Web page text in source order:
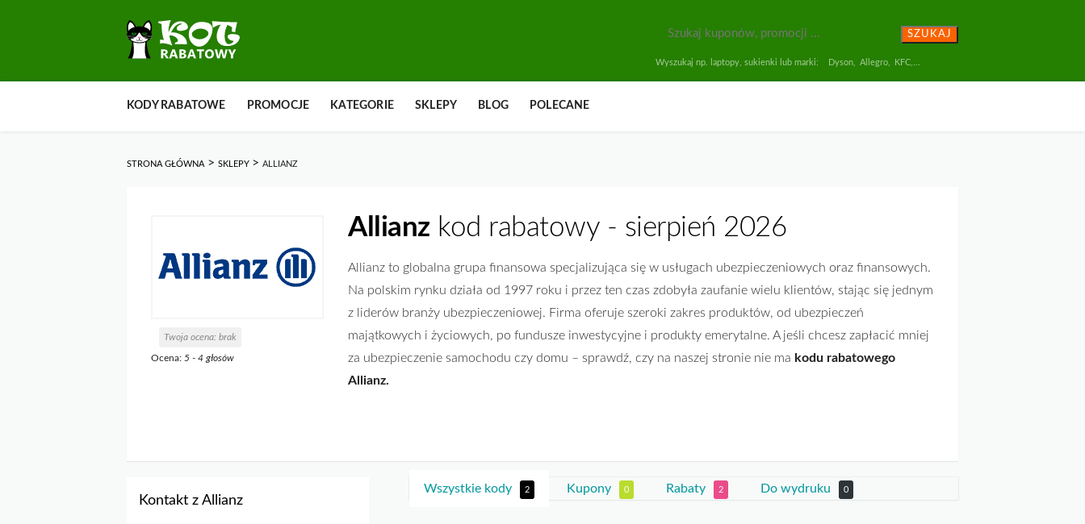
SZUKAJ
Wyszukaj np. laptopy, sukienki lub marki: Dyson Allegro KFC
KODY RABATOWE PROMOCJE KATEGORIE SKLEPY BLOG POLECANE
STRONA GŁÓWNA > SKLEPY > ALLIANZ
Twoja ocena: brak
Ocena: 5 - 4 głosów
Allianz kod rabatowy - sierpień 2026
Allianz to globalna grupa finansowa specjalizująca się w usługach ubezpieczeniowych oraz finansowych.
Na polskim rynku działa od 1997 roku i przez ten czas zdobyła zaufanie wielu klientów, stając się jednym
z liderów branży ubezpieczeniowej. Firma oferuje szeroki zakres produktów, od ubezpieczeń
majątkowych i życiowych, po fundusze inwestycyjne i produkty emerytalne. A jeśli chcesz zapłacić mniej
za ubezpieczenie samochodu czy domu – sprawdź, czy na naszej stronie nie ma kodu rabatowego
Allianz.
Wszystkie kody 2 Kupony 0 Rabaty 2 Do wydruku 0
Kontakt z Allianz